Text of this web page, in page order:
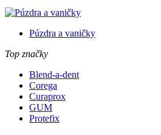
Púzdra a vaničky
Top značky
Blend-a-dent
Corega
Curaprox
GUM
Protefix